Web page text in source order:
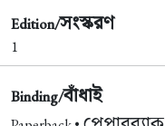
Edition/সংস্করণ
1
Binding/বাঁধাই